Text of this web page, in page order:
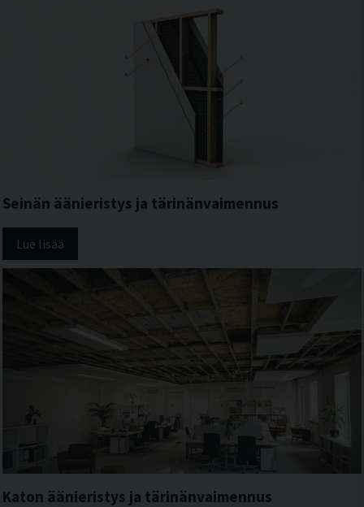
Seinän äänieristys ja tärinänvaimennus
Lue lisää
Katon äänieristys ja tärinänvaimennus